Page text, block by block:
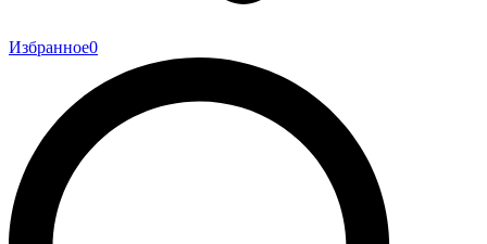
Избранное0